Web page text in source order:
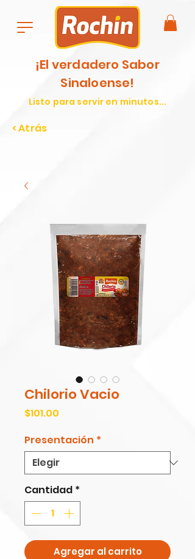
¡El verdadero Sabor
Sinaloense!
Listo para servir en minutos...
< Atrás
Chilorio Vacio
$101.00
Presentación *
Cantidad *
Agregar al carrito